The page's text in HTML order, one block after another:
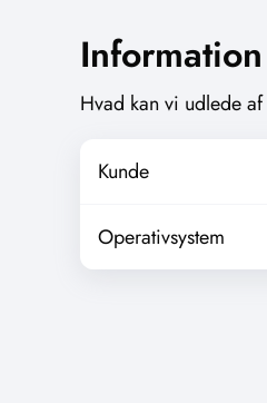
Information
Hvad kan vi udlede
Kunde
Operativsystem